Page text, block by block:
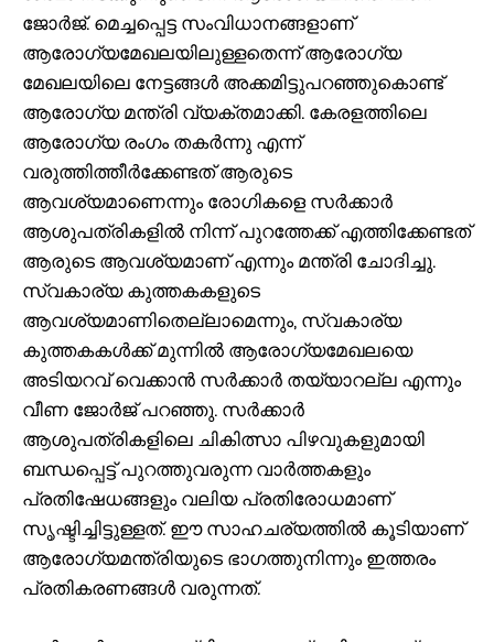
ജോർജ്. മെച്ചപ്പെട്ട സംവിധാനങ്ങളാണ്
ആരോഗ്യമേഖലയിലുള്ളതെന്ന് ആരോഗ്യ
മേഖലയിലെ നേട്ടങ്ങൾ അക്കമിട്ടുപറഞ്ഞുകൊണ്ട്
ആരോഗ്യ മന്ത്രി വ്യക്തമാക്കി. കേരളത്തിലെ
ആരോഗ്യ രംഗം തകർന്നു എന്ന്
വരുത്തിത്തീർക്കേണ്ടത് ആരുടെ
ആവശ്യമാണെന്നും രോഗികളെ സർക്കാർ
ആശുപത്രികളിൽ നിന്ന് പുറത്തേക്ക് എത്തിക്കേണ്ടത്
ആരുടെ ആവശ്യമാണ് എന്നും മന്ത്രി ചോദിച്ചു.
സ്വകാര്യ കുത്തകകളുടെ
ആവശ്യമാണിതെല്ലാമെന്നും, സ്വകാര്യ
കുത്തകകൾക്ക്‌ മുന്നിൽ ആരോഗ്യമേഖലയെ
അടിയറവ് വെക്കാൻ സർക്കാർ തയ്യാറല്ല എന്നും
വീണ ജോർജ് പറഞ്ഞു. സർക്കാര്‍
ആശുപത്രികളിലെ ചികിത്സാ പിഴവുകളുമായി
ബന്ധപ്പെട്ട് പുറത്തുവരുന്ന വാർത്തകളും
പ്രതിഷേധങ്ങളും വലിയ പ്രതിരോധമാണ്
സൃഷ്ടിച്ചിട്ടുള്ളത്. ഈ സാഹചര്യത്തില്‍ കൂടിയാണ്
ആരോഗ്യമന്ത്രിയുടെ ഭാഗത്തുനിന്നും ഇത്തരം
പ്രതികരണങ്ങൾ വരുന്നത്.